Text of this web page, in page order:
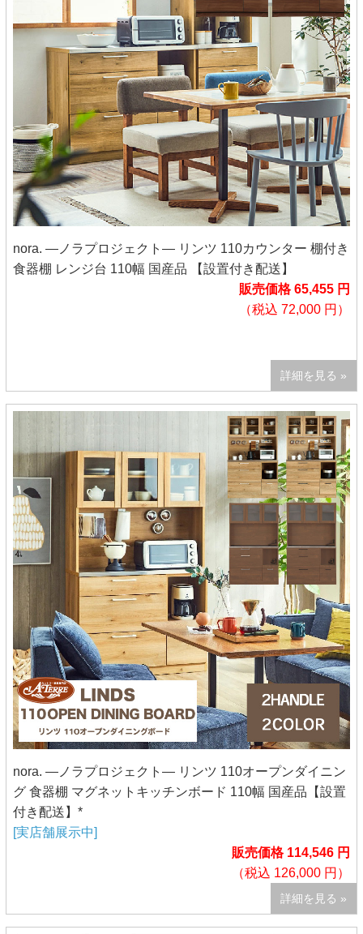
nora. ―ノラプロジェクト― リンツ 110カウンター 棚付き
食器棚 レンジ台 110幅 国産品 【設置付き配送】
販売価格 65,455 円
（税込 72,000 円）
詳細を見る »
nora. ―ノラプロジェクト― リンツ 110オープンダイニン
グ 食器棚 マグネットキッチンボード 110幅 国産品【設置
付き配送】*
[実店舗展示中]
販売価格 114,546 円
（税込 126,000 円）
詳細を見る »